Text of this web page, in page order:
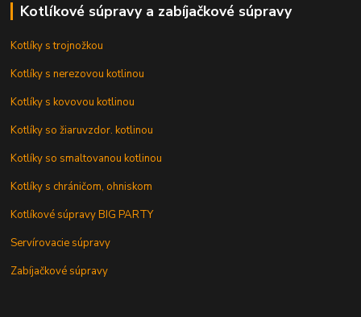
Kotlíkové súpravy a zabíjačkové súpravy
Kotlíky s trojnožkou
Kotlíky s nerezovou kotlinou
Kotlíky s kovovou kotlinou
Kotlíky so žiaruvzdor. kotlinou
Kotlíky so smaltovanou kotlinou
Kotlíky s chráničom, ohniskom
Kotlíkové súpravy BIG PARTY
Servírovacie súpravy
Zabíjačkové súpravy